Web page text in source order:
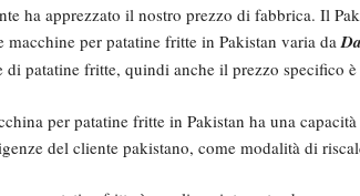
ha apprezzato il nostro prezzo di fabbrica. Il
macchine per patatine fritte in Pakistan varia da
di patatine fritte, quindi anche il prezzo specifico
per patatine fritte in Pakistan ha una
del cliente pakistano, come modalità di